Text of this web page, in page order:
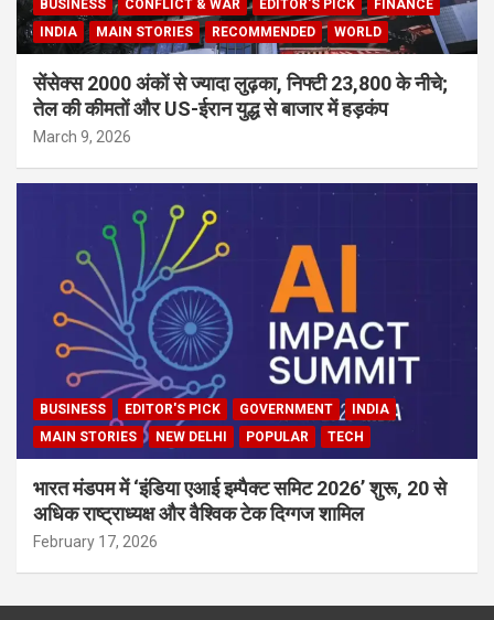
BUSINESS CONFLICT & WAR EDITOR'S PICK
FINANCE
INDIA
MAIN STORIES RECOMMENDED WORLD
सेंसेक्स 2000 अंकों से ज्यादा लुढ़का, निफ्टी 23,800 के नीचे;
तेल की कीमतों और US-ईरान युद्ध से बाजार में हड़कंप
March 9, 2026
BUSINESS EDITOR'S PICK GOVERNMENT
INDIA
MAIN STORIES
NEW DELHI POPULAR TECH
भारत मंडपम में ‘इंडिया एआई इम्पैक्ट समिट 2026’ शुरू, 20 से
अधिक राष्ट्राध्यक्ष और वैश्विक टेक दिग्गज शामिल
February 17, 2026